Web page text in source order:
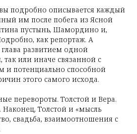
подробно описывается каждый
им после побега из Ясной
пустынь, Шамордино и,
как репортаж. А
развитием одной
или иначе связанной с
и потенциально способной
этого самого исхода.
перевороты. Толстой и Вера.
Наконец, Толстой и «мысль
свадьба, взаимоотношения с